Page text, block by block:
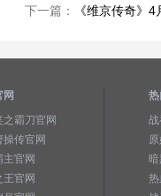
下一篇：
《维京传奇》
网
之霸刀官网
操传官网
主官网
王官网
战
暗
热